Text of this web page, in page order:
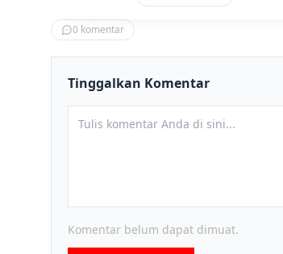
0 komentar
Tinggalkan Komentar
Komentar belum dapat dimuat.